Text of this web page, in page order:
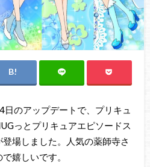
のアップデートで、プリキュ
っとプリキュアエピソードス
場しました。人気の薬師寺さ
嬉しいです。